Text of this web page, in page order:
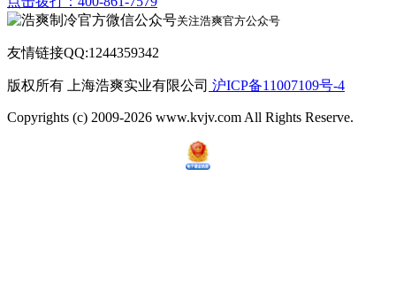
关注浩爽官方公众号
友情链接QQ:1244359342
版权所有 上海浩爽实业有限公司 沪ICP备11007109号-4
Copyrights (c) 2009-2026 www.kvjv.com All Rights Reserve.